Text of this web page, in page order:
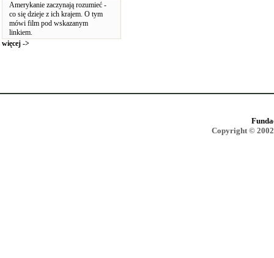
Amerykanie zaczynają rozumieć -
co się dzieje z ich krajem. O tym
mówi film pod wskazanym
linkiem.
więcej ->
Copyright ©